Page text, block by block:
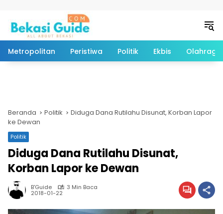
Metropolitan Peristiwa Politik Ekbis Olahraga
Beranda Politik
Diduga Dana Rutilahu Disunat, Korban Lapor
ke Dewan
Politik
Diduga Dana Rutilahu Disunat,
Korban Lapor ke Dewan
B'Guide 3 Min Baca
2018-01-22